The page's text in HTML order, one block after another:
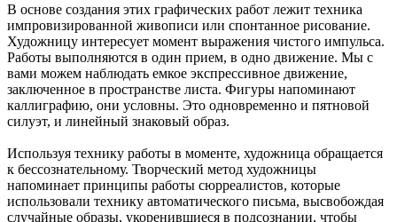
В основе создания этих графических работ лежит техника
импровизированной живописи или спонтанное рисование.
Художницу интересует момент выражения чистого импульса.
Работы выполняются в один прием, в одно движение. Мы с
вами можем наблюдать емкое экспрессивное движение,
заключенное в пространстве листа. Фигуры напоминают
каллиграфию, они условны. Это одновременно и пятновой
силуэт, и линейный знаковый образ.
Используя технику работы в моменте, художница обращается
к бессознательному. Творческий метод художницы
напоминает принципы работы сюрреалистов, которые
использовали технику автоматического письма, высвобождая
случайные образы, укоренившиеся в подсознании, чтобы